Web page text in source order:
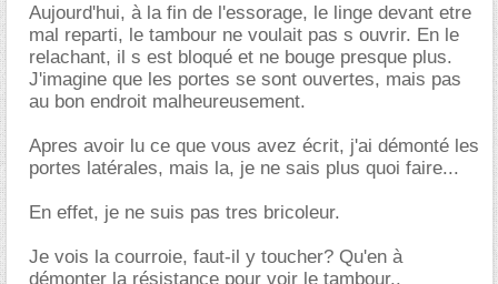
Aujourd'hui, à la fin de l'essorage, le linge devant etre
mal reparti, le tambour ne voulait pas s ouvrir. En le
relachant, il s est bloqué et ne bouge presque plus.
J'imagine que les portes se sont ouvertes, mais pas
au bon endroit malheureusement.
Apres avoir lu ce que vous avez écrit, j'ai démonté les
portes latérales, mais la, je ne sais plus quoi faire...
En effet, je ne suis pas tres bricoleur.
Je vois la courroie, faut-il y toucher? Qu'en à
démonter la résistance pour voir le tambour..